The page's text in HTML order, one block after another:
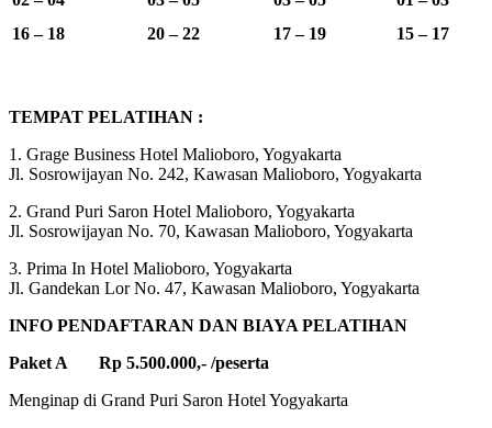
16 – 18
20 – 22 17 – 19 15 – 17
TEMPAT PELATIHAN :
1. Grage Business Hotel Malioboro, Yogyakarta
Jl. Sosrowijayan No. 242, Kawasan Malioboro, Yogyakarta
2. Grand Puri Saron Hotel Malioboro, Yogyakarta
Jl. Sosrowijayan No. 70, Kawasan Malioboro, Yogyakarta
3. Prima In Hotel Malioboro, Yogyakarta
Jl. Gandekan Lor No. 47, Kawasan Malioboro, Yogyakarta
INFO PENDAFTARAN DAN BIAYA PELATIHAN
Paket A Rp 5.500.000,- /peserta
Menginap di Grand Puri Saron Hotel Yogyakarta